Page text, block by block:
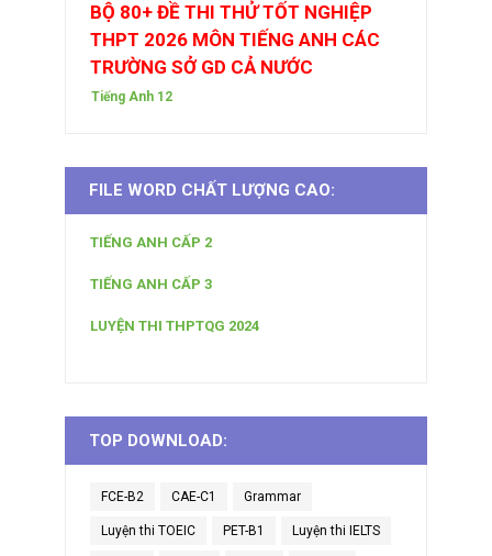
BỘ 80+ ĐỀ THI THỬ TỐT NGHIỆP
THPT 2026 MÔN TIẾNG ANH CÁC
TRƯỜNG SỞ GD CẢ NƯỚC
Tiếng Anh 12
FILE WORD CHẤT LƯỢNG CAO:
TIẾNG ANH CẤP 2
TIẾNG ANH CẤP 3
LUYỆN THI THPTQG 2024
TOP DOWNLOAD:
FCE-B2 CAE-C1 Grammar
Luyện thi TOEIC PET-B1 Luyện thi IELTS